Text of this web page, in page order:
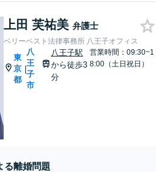
上田 芙祐美 弁護士
ベリーベスト法律事務所 八王子オフィス
東
京
都
|
八
王
子
市
八王子駅
から徒歩3
分
営業時間：09:30~1
8:00（土日祝日）
る離婚問題